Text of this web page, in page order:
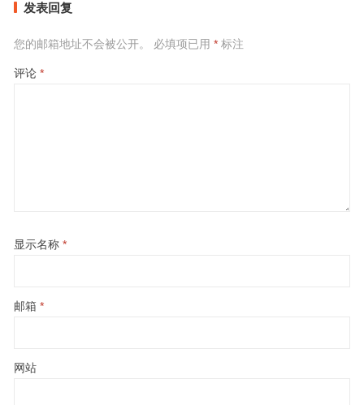
发表回复
您的邮箱地址不会被公开。 必填项已用 *标注
评论 *
显示名称 *
邮箱 *
网站